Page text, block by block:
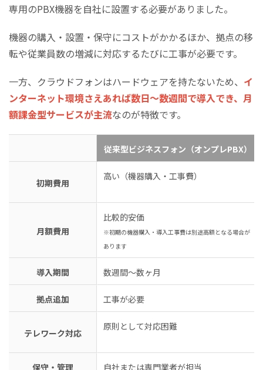
専用のPBX機器を自社に設置する必要がありました。
機器の購入・設置・保守にコストがかかるほか、拠点の移
転や従業員数の増減に対応するたびに工事が必要です。
一方、クラウドフォンはハードウェアを持たないため、 イ
ンターネット環境さえあれば数日〜数週間で導入でき、月
額課金型サービスが主流なのが特徴です。
従来型ビジネスフォン（オンプレPBX）
初期費用
高い（機器購入・工事費）
月額費用
比較的安価
※初期の機器購入・導入工事費は別途高額となる場合が
あります
導入期間 数週間〜数ヶ月
拠点追加 工事が必要
テレワーク対応
原則として対応困難
保守・管理 自社または専門業者が担当